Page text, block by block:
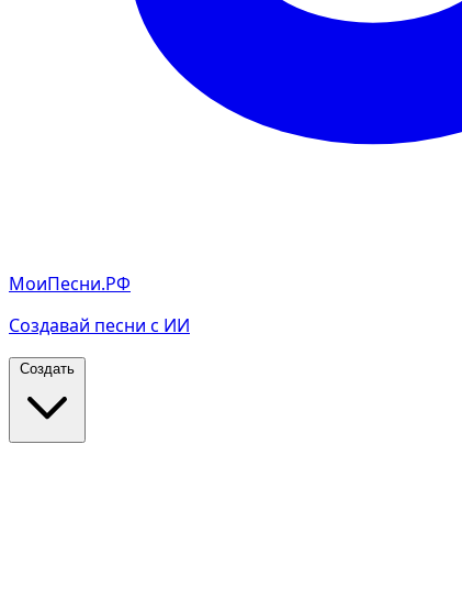
МоиПесни.РФ
Создавай песни с ИИ
Создать